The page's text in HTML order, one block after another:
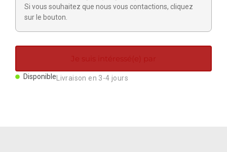
Porte-clés
Si vous souhaitez que nous vous contactions, cliquez
sur le bouton.
Je suis intéressé(e) par
DisponibleLivraison en 3-4 jours